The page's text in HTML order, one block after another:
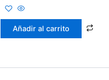
Añadir al carrito